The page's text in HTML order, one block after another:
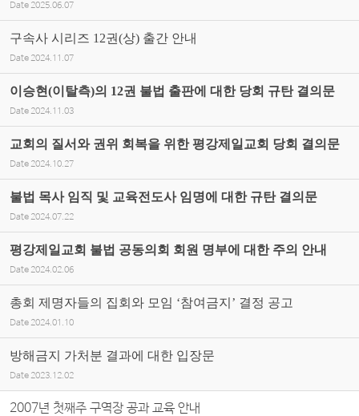
Date 2025.06.07
구속사 시리즈 12권(상) 출간 안내
Date 2024.11.07
이승현(이탈측)의 12권 불법 출판에 대한 당회 규탄 결의문
Date 2024.11.03
교회의 질서와 권위 회복을 위한 평강제일교회 당회 결의문
Date 2024.10.27
불법 목사 임직 및 교육전도사 임명에 대한 규탄 결의문
Date 2024.07.22
평강제일교회 불법 공동의회 회원 명부에 대한 주의 안내
Date 2024.02.06
총회 제명자들의 집회와 모임 ‘참여금지’ 결정 공고
Date 2024.01.10
방해금지 가처분 결과에 대한 입장문
Date 2023.12.02
2007년 첫째주 구역장 공과 교육 안내